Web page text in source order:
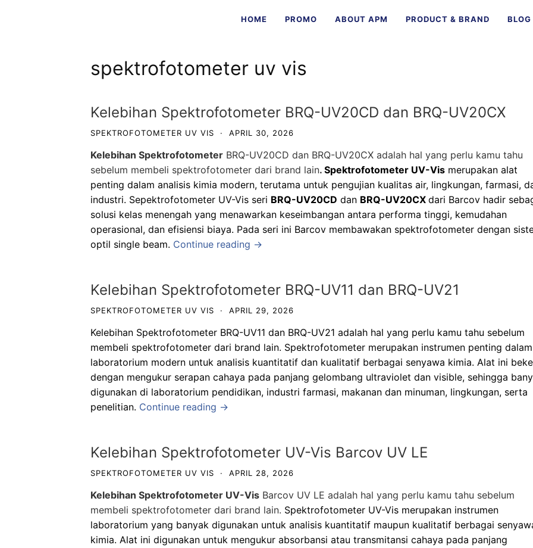
HOME PROMO ABOUT APM PRODUCT & BRAND BLOG
spektrofotometer uv vis
Kelebihan Spektrofotometer BRQ-UV20CD dan BRQ-UV20CX
SPEKTROFOTOMETER UV VIS · APRIL 30, 2026
Kelebihan Spektrofotometer BRQ-UV20CD dan BRQ-UV20CX adalah hal yang perlu kamu tahu
sebelum membeli spektrofotometer dari brand lain. Spektrofotometer UV-Vis merupakan alat
penting dalam analisis kimia modern, terutama untuk pengujian kualitas air, lingkungan, farmasi,
industri. Sepektrofotometer UV-Vis seri BRQ-UV20CD dan BRQ-UV20CX dari Barcov hadir
solusi kelas menengah yang menawarkan keseimbangan antara performa tinggi, kemudahan
operasional, dan efisiensi biaya. Pada seri ini Barcov membawakan spektrofotometer dengan
optil single beam. Continue reading →
Kelebihan Spektrofotometer BRQ-UV11 dan BRQ-UV21
SPEKTROFOTOMETER UV VIS · APRIL 29, 2026
Kelebihan Spektrofotometer BRQ-UV11 dan BRQ-UV21 adalah hal yang perlu kamu tahu sebelum
membeli spektrofotometer dari brand lain. Spektrofotometer merupakan instrumen penting dalam
laboratorium modern untuk analisis kuantitatif dan kualitatif berbagai senyawa kimia. Alat ini
dengan mengukur serapan cahaya pada panjang gelombang ultraviolet dan visible, sehingga
digunakan di laboratorium pendidikan, industri farmasi, makanan dan minuman, lingkungan, serta
penelitian. Continue reading →
Kelebihan Spektrofotometer UV-Vis Barcov UV LE
SPEKTROFOTOMETER UV VIS · APRIL 28, 2026
Kelebihan Spektrofotometer UV-Vis Barcov UV LE adalah hal yang perlu kamu tahu sebelum
membeli spektrofotometer dari brand lain. Spektrofotometer UV-Vis merupakan instrumen
laboratorium yang banyak digunakan untuk analisis kuantitatif maupun kualitatif berbagai
kimia. Alat ini digunakan untuk mengukur absorbansi atau transmitansi cahaya pada panjang